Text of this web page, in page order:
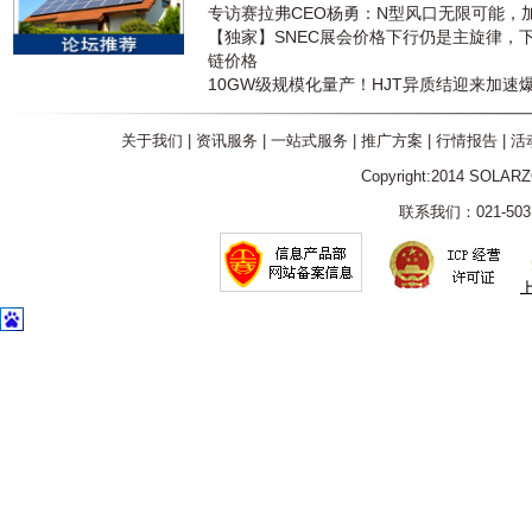
专访赛拉弗CEO杨勇：N型风口无限可能，
【独家】SNEC展会价格下行仍是主旋律，
链价格
10GW级规模化量产！HJT异质结迎来加速
关于我们 资讯服务 一站式服务 推广方案 行情报告| 活
Copyright:2014
联系我们：021-